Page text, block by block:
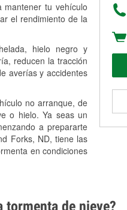
tu vehículo
el rendimiento de la
hielo negro y
reducen la tracción
averías y accidentes
no arranque, de
o hielo. Ya seas un
a prepararte
Forks, ND, tiene las
en condiciones
de nieve?